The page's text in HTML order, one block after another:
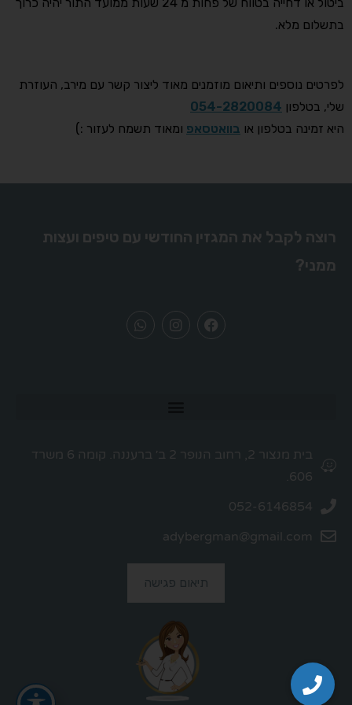
בתשלום מלא.
לפרטים נוספים ותיאום מוזמנים מאוד ליצור קשר עם מירב, העוזרת
שלי, בטלפון 054-2820084
היא זמינה בטלפון או בוואטסאפ ומאוד תשמח לעזור :)
רוצה לקבל את המגזין החודשי עם טיפים ועצות
ממני?
בית מנצור 2, רחוב הנופר 2 ב׳ ברעננה. קומה 6 משרד
606.
052-6146854
adybergman@gmail.com
תיאום פגישה